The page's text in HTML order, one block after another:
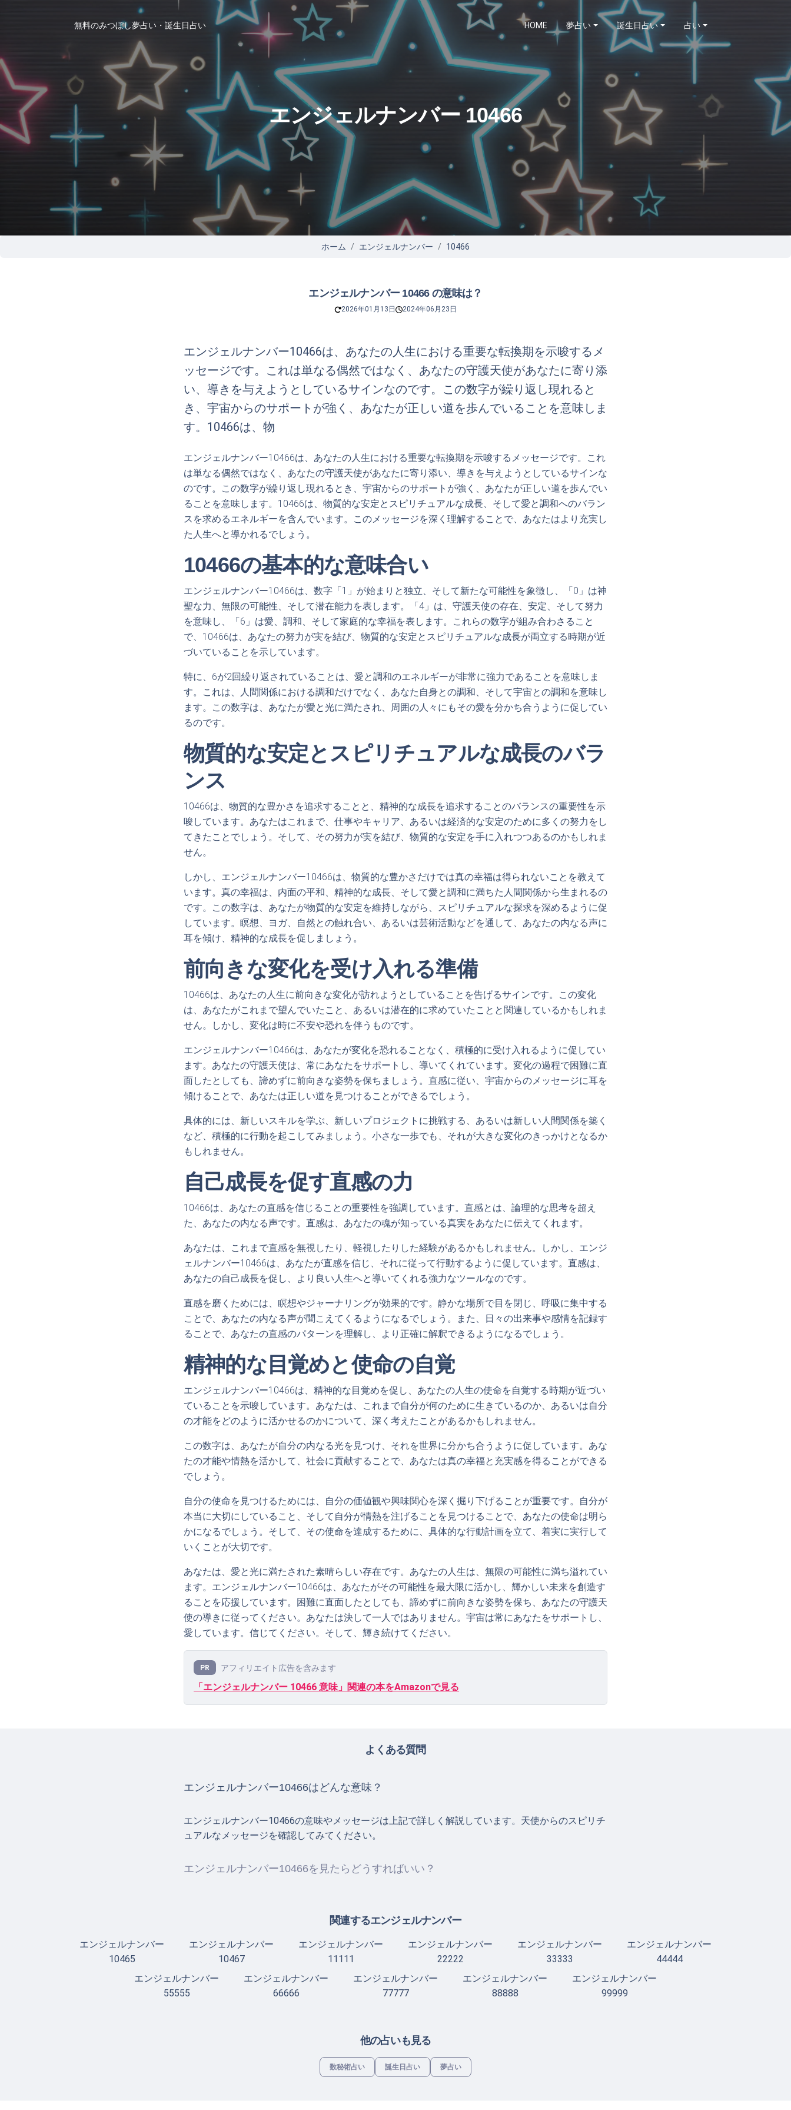
無料のみつぼし夢占い・誕生日占い HOME 夢占い 誕生日占い 占い
エンジェルナンバー 10466
ホーム エンジェルナンバー 10466
エンジェルナンバー 10466 の意味は？
2026年01月13日 2024年06月23日
エンジェルナンバー10466は、あなたの人生における重要な転換期を示唆するメ
ッセージです。これは単なる偶然ではなく、あなたの守護天使があなたに寄り添
い、導きを与えようとしているサインなのです。この数字が繰り返し現れると
き、宇宙からのサポートが強く、あなたが正しい道を歩んでいることを意味しま
す。10466は、物
エンジェルナンバー10466は、あなたの人生における重要な転換期を示唆するメッセージです。これ
は単なる偶然ではなく、あなたの守護天使があなたに寄り添い、導きを与えようとしているサインな
のです。この数字が繰り返し現れるとき、宇宙からのサポートが強く、あなたが正しい道を歩んでい
ることを意味します。10466は、物質的な安定とスピリチュアルな成長、そして愛と調和へのバラン
スを求めるエネルギーを含んでいます。このメッセージを深く理解することで、あなたはより充実し
た人生へと導かれるでしょう。
10466の基本的な意味合い
エンジェルナンバー10466は、数字「1」が始まりと独立、そして新たな可能性を象徴し、「0」は神
聖な力、無限の可能性、そして潜在能力を表します。「4」は、守護天使の存在、安定、そして努力
を意味し、「6」は愛、調和、そして家庭的な幸福を表します。これらの数字が組み合わさること
で、10466は、あなたの努力が実を結び、物質的な安定とスピリチュアルな成長が両立する時期が近
づいていることを示しています。
特に、6が2回繰り返されていることは、愛と調和のエネルギーが非常に強力であることを意味しま
す。これは、人間関係における調和だけでなく、あなた自身との調和、そして宇宙との調和を意味し
ます。この数字は、あなたが愛と光に満たされ、周囲の人々にもその愛を分かち合うように促してい
るのです。
物質的な安定とスピリチュアルな成長のバラ
ンス
10466は、物質的な豊かさを追求することと、精神的な成長を追求することのバランスの重要性を示
唆しています。あなたはこれまで、仕事やキャリア、あるいは経済的な安定のために多くの努力をし
てきたことでしょう。そして、その努力が実を結び、物質的な安定を手に入れつつあるのかもしれま
せん。
しかし、エンジェルナンバー10466は、物質的な豊かさだけでは真の幸福は得られないことを教えて
います。真の幸福は、内面の平和、精神的な成長、そして愛と調和に満ちた人間関係から生まれるの
です。この数字は、あなたが物質的な安定を維持しながら、スピリチュアルな探求を深めるように促
しています。瞑想、ヨガ、自然との触れ合い、あるいは芸術活動などを通して、あなたの内なる声に
耳を傾け、精神的な成長を促しましょう。
前向きな変化を受け入れる準備
10466は、あなたの人生に前向きな変化が訪れようとしていることを告げるサインです。この変化
は、あなたがこれまで望んでいたこと、あるいは潜在的に求めていたことと関連しているかもしれま
せん。しかし、変化は時に不安や恐れを伴うものです。
エンジェルナンバー10466は、あなたが変化を恐れることなく、積極的に受け入れるように促してい
ます。あなたの守護天使は、常にあなたをサポートし、導いてくれています。変化の過程で困難に直
面したとしても、諦めずに前向きな姿勢を保ちましょう。直感に従い、宇宙からのメッセージに耳を
傾けることで、あなたは正しい道を見つけることができるでしょう。
具体的には、新しいスキルを学ぶ、新しいプロジェクトに挑戦する、あるいは新しい人間関係を築く
など、積極的に行動を起こしてみましょう。小さな一歩でも、それが大きな変化のきっかけとなるか
もしれません。
自己成長を促す直感の力
10466は、あなたの直感を信じることの重要性を強調しています。直感とは、論理的な思考を超え
た、あなたの内なる声です。直感は、あなたの魂が知っている真実をあなたに伝えてくれます。
あなたは、これまで直感を無視したり、軽視したりした経験があるかもしれません。しかし、エンジ
ェルナンバー10466は、あなたが直感を信じ、それに従って行動するように促しています。直感は、
あなたの自己成長を促し、より良い人生へと導いてくれる強力なツールなのです。
直感を磨くためには、瞑想やジャーナリングが効果的です。静かな場所で目を閉じ、呼吸に集中する
ことで、あなたの内なる声が聞こえてくるようになるでしょう。また、日々の出来事や感情を記録す
ることで、あなたの直感のパターンを理解し、より正確に解釈できるようになるでしょう。
精神的な目覚めと使命の自覚
エンジェルナンバー10466は、精神的な目覚めを促し、あなたの人生の使命を自覚する時期が近づい
ていることを示唆しています。あなたは、これまで自分が何のために生きているのか、あるいは自分
の才能をどのように活かせるのかについて、深く考えたことがあるかもしれません。
この数字は、あなたが自分の内なる光を見つけ、それを世界に分かち合うように促しています。あな
たの才能や情熱を活かして、社会に貢献することで、あなたは真の幸福と充実感を得ることができる
でしょう。
自分の使命を見つけるためには、自分の価値観や興味関心を深く掘り下げることが重要です。自分が
本当に大切にしていること、そして自分が情熱を注げることを見つけることで、あなたの使命は明ら
かになるでしょう。そして、その使命を達成するために、具体的な行動計画を立て、着実に実行して
いくことが大切です。
あなたは、愛と光に満たされた素晴らしい存在です。あなたの人生は、無限の可能性に満ち溢れてい
ます。エンジェルナンバー10466は、あなたがその可能性を最大限に活かし、輝かしい未来を創造す
ることを応援しています。困難に直面したとしても、諦めずに前向きな姿勢を保ち、あなたの守護天
使の導きに従ってください。あなたは決して一人ではありません。宇宙は常にあなたをサポートし、
愛しています。信じてください。そして、輝き続けてください。
PR アフィリエイト広告を含みます
「エンジェルナンバー 10466 意味」関連の本をAmazonで見る
よくある質問
エンジェルナンバー10466はどんな意味？
エンジェルナンバー10466の意味やメッセージは上記で詳しく解説しています。天使からのスピリチ
ュアルなメッセージを確認してみてください。
エンジェルナンバー10466を見たらどうすればいい？
関連するエンジェルナンバー
エンジェルナンバー
10465
エンジェルナンバー
10467
エンジェルナンバー
11111
エンジェルナンバー
22222
エンジェルナンバー
33333
エンジェルナンバー
44444
エンジェルナンバー
55555
エンジェルナンバー
66666
エンジェルナンバー
77777
エンジェルナンバー
88888
エンジェルナンバー
99999
他の占いも見る
数秘術占い 誕生日占い 夢占い